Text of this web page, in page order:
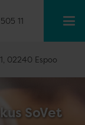
11
02240 Espoo
SoVet